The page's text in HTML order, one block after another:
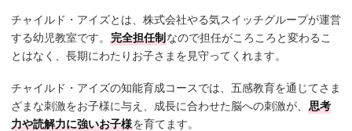
チャイルド・アイズとは、株式会社やる気スイッチグループが運営
する幼児教室です。 完全担任制なので担任がころころと変わるこ
とはなく、長期にわたりお子さまを見守ってくれます。
チャイルド・アイズの知能育成コースでは、五感教育を通じてさま
ざまな刺激をお子様に与え、成長に合わせた脳への刺激が、 思考
力や読解力に強いお子様を育てます。